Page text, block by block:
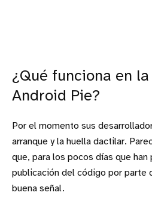
¿Qué funciona en la
Android Pie?
Por el momento sus
arranque y la huella dactilar.
que, para los pocos días que han
publicación del código por parte
buena señal.